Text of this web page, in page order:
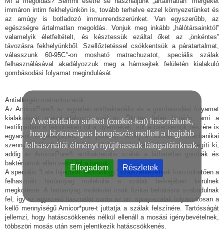
A weboldalon sütiket (cookie-kat) használunk,
hogy biztonságos böngészés mellett a legjobb
felhasználói élményt nyújthassuk látogatóinknak.
Elfogadom Részletek
immáron intim fekhelyünkön is, tovább terhelve ezzel környezetünket és
az amúgy is botladozó immunrendszerünket. Van egyszerűbb, az
egészségre ártalmatlan megoldás. Vonjuk meg inkább „hálótársainktól”
valamelyik életfeltételt, és késztessük ezáltal őket az „önkéntes”
távozásra fekhelyünkből. Szellőztetéssel csökkentsük a páratartalmat,
válasszunk 60-95C°-on mosható matrachuzatot, speciális szálak
felhasználásával akadályozzuk meg a hámsejtek felületén kialakuló
gombásodási folyamat megindulását.
Antiallergén matrachuzatok.
Az AmicorPure® az egyetlen antibakteriális és a gombásodási folyamat
kialakulását megakadályozó szál az Ökotex fehér listáján, ami a
textiliparban a felnőtteken túl a gyermekek, sőt a csecsemők részére is
egyaránt engedélyezett, sőt javasolt. Amíg a mosás a mechanikai
szennyeződések eltávolításán túl látható higiéniai igényünket elégíti ki,
addig az AmicorPure® antibakteriális szálak a láthatatlan gombák és
baktériumok ellen veszi fel a harcot.
A speciális "Late Injection Technology" szálszerkezetnek köszönhetően a
felhasznált hatóanyag molekulái a szálak belsejében kerülnek
megkötésre. A hatóanyag molekulái csak fizikai behatásra szabadulnak
fel, így az egyszerű használat során az un. spray-szálak folyamatosan a
kellő mennyiségű Amicor*pure-t juttatja a szálak felszínére. Tartósságát
jellemzi, hogy hatáscsökkenés nélkül ellenáll a mosási igénybevételnek,
többszöri mosás után sem jelentkezik hatáscsökkenés.